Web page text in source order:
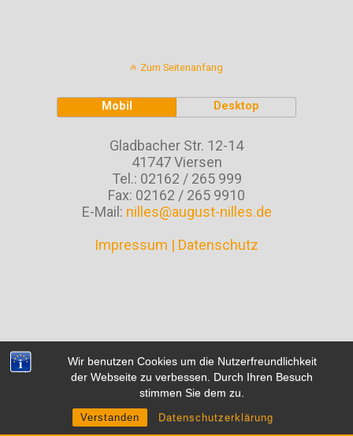
Wir benutzen Cookies um die Nutzerfreundlichkeit
der Webseite zu verbessen. Durch Ihren Besuch
stimmen Sie dem zu.
Verstanden Datenschutzerklärung
Zum Seitenanfang
Mobil Desktop
Gladbacher Str. 12-14
41747 Viersen
Tel.: 02162 / 265 999
Fax: 02162 / 265 9910
E-Mail: nilles@august-nilles.de
Impressum | Datenschutz